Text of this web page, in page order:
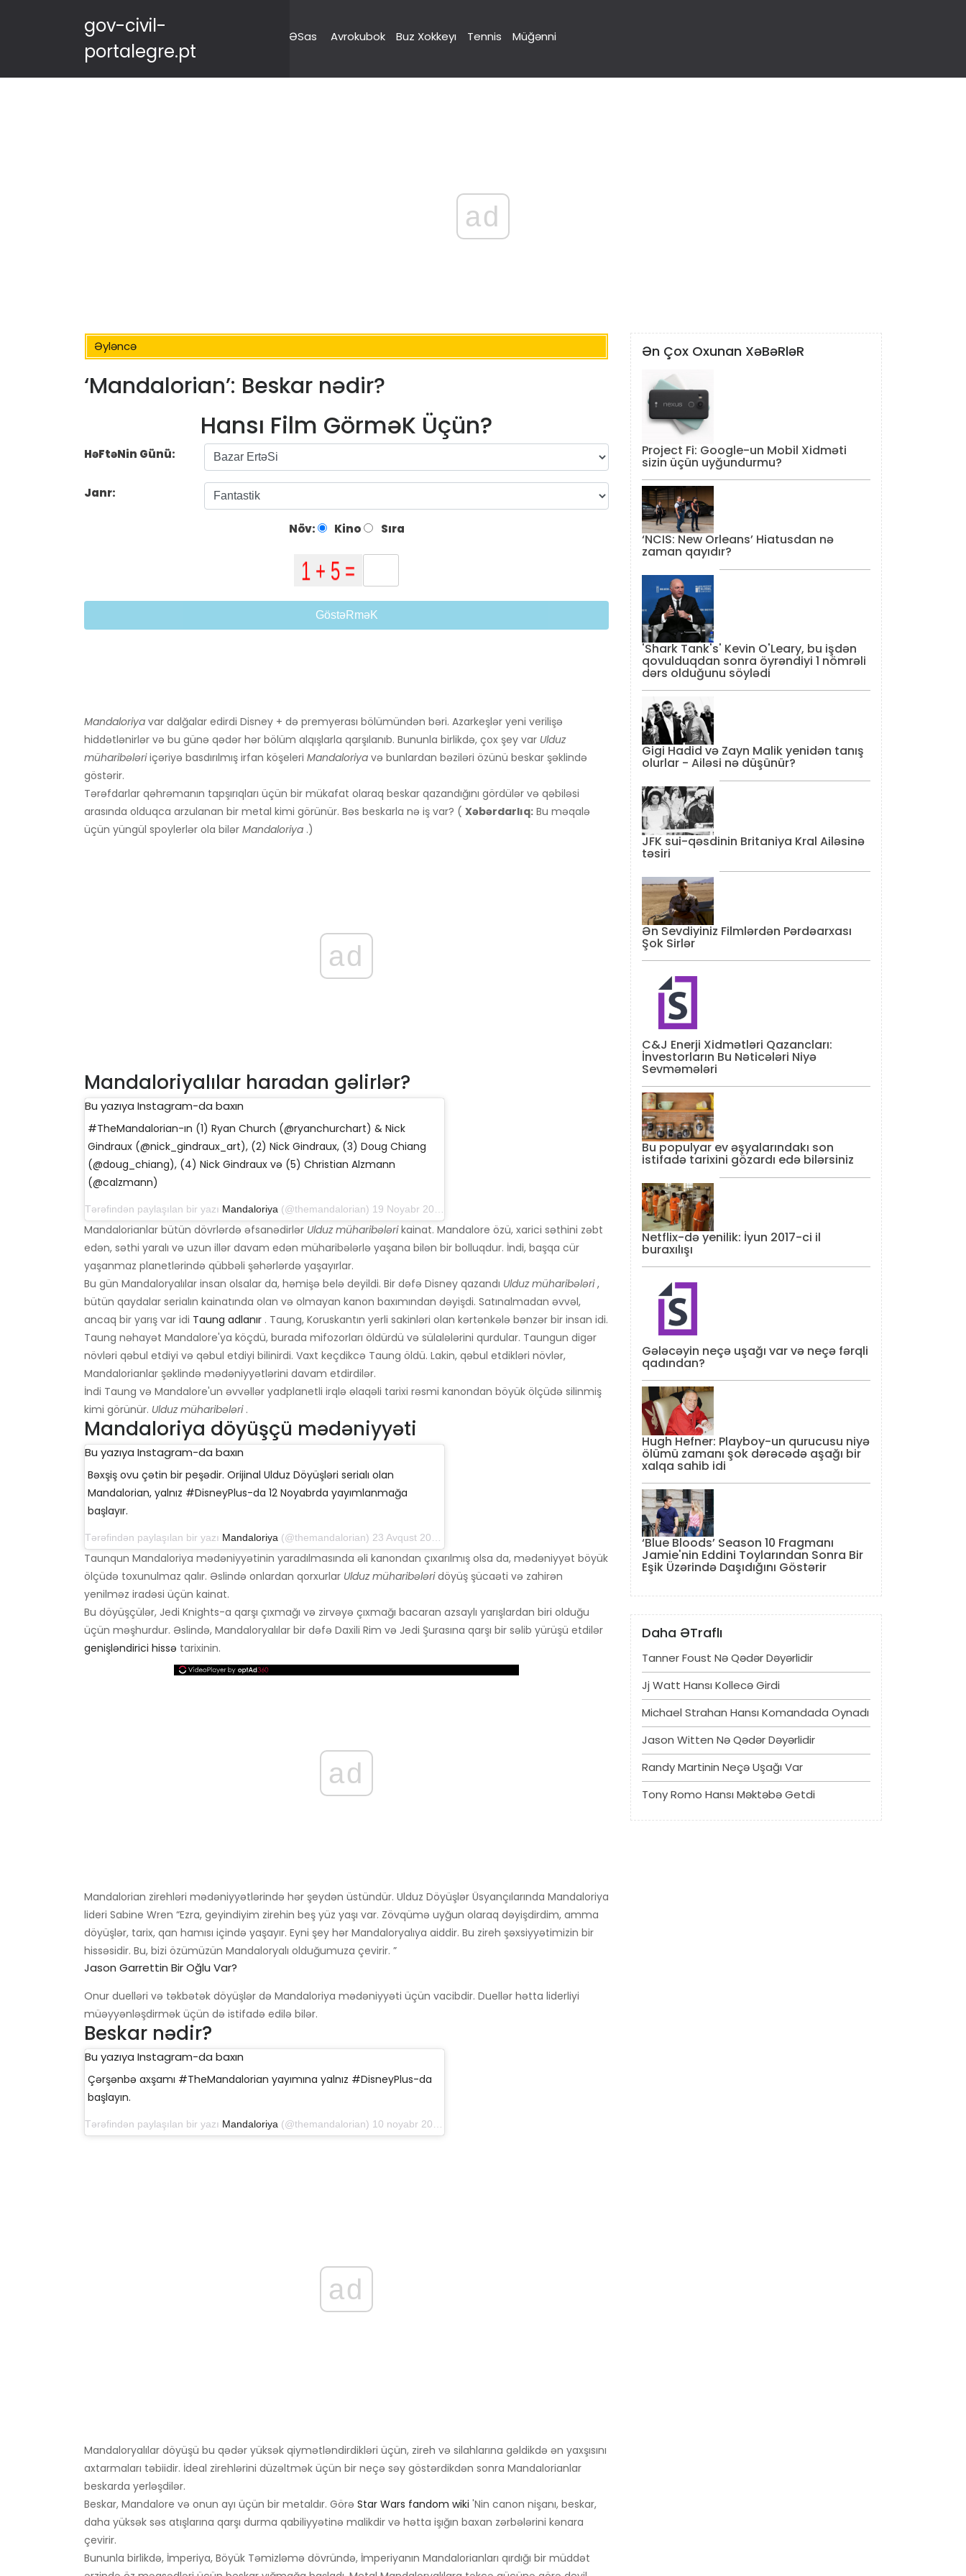
gov-civil-
portalegre.pt
ƏSas Avrokubok Buz Xokkeyı Tennis Müğənni
ad
Əyləncə
‘Mandalorian’: Beskar nədir?
Hansı Film GörməK Üçün?
HəFtəNin Günü:
Janr:
Növ: Kino Sıra
GöstəRməK
Mandaloriya var dalğalar edirdi Disney + də premyerası bölümündən bəri. Azarkeşlər yeni verilişə
hiddətlənirlər və bu günə qədər hər bölüm alqışlarla qarşılanıb. Bununla birlikdə, çox şey var Ulduz
müharibələriiçəriyə basdırılmış irfan köşeleri Mandaloriya və bunlardan bəziləri özünü beskar şəklində
göstərir.
Tərəfdarlar qəhrəmanın tapşırıqları üçün bir mükafat olaraq beskar qazandığını gördülər və qəbiləsi
arasında olduqca arzulanan bir metal kimi görünür. Bəs beskarla nə iş var? ( Xəbərdarlıq: Bu məqalə
üçün yüngül spoylerlər ola bilər Mandaloriya .)
ad
Mandaloriyalılar haradan gəlirlər?
Bu yazıya Instagram-da baxın
#TheMandalorian-ın (1) Ryan Church (@ryanchurchart) & Nick
Gindraux (@nick_gindraux_art), (2) Nick Gindraux, (3) Doug Chiang
(@doug_chiang), (4) Nick Gindraux və (5) Christian Alzmann
(@calzmann)
Tərəfindən paylaşılan bir yazı Mandaloriya (@themandalorian) 19 Noyabr 2019 tarixində, saat 18: 30-da PST
Mandalorianlar bütün dövrlərdə əfsanədirlər Ulduz müharibələrikainat. Mandalore özü, xarici səthini zəbt
edən, səthi yaralı və uzun illər davam edən müharibələrlə yaşana bilən bir bolluqdur. İndi, başqa cür
yaşanmaz planetlərində qübbəli şəhərlərdə yaşayırlar.
Bu gün Mandaloryalılar insan olsalar da, həmişə belə deyildi. Bir dəfə Disney qazandı Ulduz müharibələri,
bütün qaydalar serialın kainatında olan və olmayan kanon baxımından dəyişdi. Satınalmadan əvvəl,
ancaq bir yarış var idi Taung adlanır . Taung, Koruskantın yerli sakinləri olan kərtənkələ bənzər bir insan idi.
Taung nəhayət Mandalore'ya köçdü, burada mifozorları öldürdü və sülalələrini qurdular. Taungun digər
növləri qəbul etdiyi və qəbul etdiyi bilinirdi. Vaxt keçdikcə Taung öldü. Lakin, qəbul etdikləri növlər,
Mandalorianlar şəklində mədəniyyətlərini davam etdirdilər.
İndi Taung və Mandalore'un əvvəllər yadplanetli irqlə əlaqəli tarixi rəsmi kanondan böyük ölçüdə silinmiş
kimi görünür. Ulduz müharibələri.
Mandaloriya döyüşçü mədəniyyəti
Bu yazıya Instagram-da baxın
Bəxşiş ovu çətin bir peşədir. Orijinal Ulduz Döyüşləri serialı olan
Mandalorian, yalnız #DisneyPlus-da 12 Noyabrda yayımlanmağa
başlayır.
Tərəfindən paylaşılan bir yazı Mandaloriya (@themandalorian) 23 Avqust 2019 tarixində, saat 17: 25-də PDT
Taunqun Mandaloriya mədəniyyətinin yaradılmasında əli kanondan çıxarılmış olsa da, mədəniyyət böyük
ölçüdə toxunulmaz qalır. Əslində onlardan qorxurlar Ulduz müharibələridöyüş şücaəti və zahirən
yenilməz iradəsi üçün kainat.
Bu döyüşçülər, Jedi Knights-a qarşı çıxmağı və zirvəyə çıxmağı bacaran azsaylı yarışlardan biri olduğu
üçün məşhurdur. Əslində, Mandaloryalılar bir dəfə Daxili Rim və Jedi Şurasına qarşı bir səlib yürüşü etdilər
genişləndirici hissə tarixinin.
ad
Mandalorian zirehləri mədəniyyətlərində hər şeydən üstündür. Ulduz Döyüşlər Üsyançılarında Mandaloriya
lideri Sabine Wren “Ezra, geyindiyim zirehin beş yüz yaşı var. Zövqümə uyğun olaraq dəyişdirdim, amma
döyüşlər, tarix, qan hamısı içində yaşayır. Eyni şey hər Mandaloryalıya aiddir. Bu zireh şəxsiyyətimizin bir
hissəsidir. Bu, bizi özümüzün Mandaloryalı olduğumuza çevirir. ”
Jason Garrettin Bir Oğlu Var?
Onur duelləri və təkbətək döyüşlər də Mandaloriya mədəniyyəti üçün vacibdir. Duellər hətta liderliyi
müəyyənləşdirmək üçün də istifadə edilə bilər.
Beskar nədir?
Bu yazıya Instagram-da baxın
Çərşənbə axşamı #TheMandalorian yayımına yalnız #DisneyPlus-da
başlayın.
Tərəfindən paylaşılan bir yazı Mandaloriya (@themandalorian) 10 noyabr 2019-cu il tarixində, saat 8: 59-da
ad
Mandaloryalılar döyüşü bu qədər yüksək qiymətləndirdikləri üçün, zireh və silahlarına gəldikdə ən yaxşısını
axtarmaları təbiidir. İdeal zirehlərini düzəltmək üçün bir neçə səy göstərdikdən sonra Mandalorianlar
beskarda yerləşdilər.
Beskar, Mandalore və onun ayı üçün bir metaldır. Görə Star Wars fandom wiki 'Nin canon nişanı, beskar,
daha yüksək səs atışlarına qarşı durma qabiliyyətinə malikdir və hətta işığın baxan zərbələrini kənara
çevirir.
Bununla birlikdə, İmperiya, Böyük Təmizləmə dövründə, İmperiyanın Mandalorianları qırdığı bir müddət
Ən Çox Oxunan XəBəRləR
Project Fi: Google-un Mobil Xidməti
sizin üçün uyğundurmu?
‘NCIS: New Orleans’ Hiatusdan nə
zaman qayıdır?
'Shark Tank's' Kevin O'Leary, bu işdən
qovulduqdan sonra öyrəndiyi 1 nömrəli
dərs olduğunu söylədi
Gigi Hadid və Zayn Malik yenidən tanış
olurlar - Ailəsi nə düşünür?
JFK sui-qəsdinin Britaniya Kral Ailəsinə
təsiri
Ən Sevdiyiniz Filmlərdən Pərdəarxası
Şok Sirlər
C&J Enerji Xidmətləri Qazancları:
İnvestorların Bu Nəticələri Niyə
Sevməmələri
Bu populyar ev əşyalarındakı son
istifadə tarixini gözardı edə bilərsiniz
Netflix-də yenilik: İyun 2017-ci il
buraxılışı
Gələcəyin neçə uşağı var və neçə fərqli
qadından?
Hugh Hefner: Playboy-un qurucusu niyə
ölümü zamanı şok dərəcədə aşağı bir
xalqa sahib idi
‘Blue Bloods’ Season 10 Fragmanı
Jamie'nin Eddini Toylarından Sonra Bir
Eşik Üzərində Daşıdığını Göstərir
Daha ƏTraflı
Tanner Foust Nə Qədər Dəyərlidir
Jj Watt Hansı Kollecə Girdi
Michael Strahan Hansı Komandada Oynadı
Jason Witten Nə Qədər Dəyərlidir
Randy Martinin Neçə Uşağı Var
Tony Romo Hansı Məktəbə Getdi